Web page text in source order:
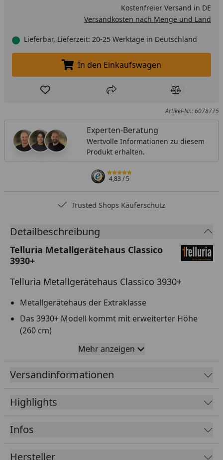
Kostenfreier Versand in DE
Versandkosten nach Menge und Land
Lieferbar, Lieferzeit: 20-25 Werktage in Deutschland
In den Einkaufswagen legen
In den Einkaufswagen
Produkt zur Wunschliste hinzufügen
Teilen Produkt
Artikel-Nr.: 6078775
Experten-Beratung
Wertvolle Informationen zu diesem
Produkt erhalten.
4,83/ 5
Trusted Shops Käuferschutz
Detailbeschreibung
Telluria Metallgerätehaus Classico
3930+
Telluria Metallgerätehaus Classico 3930+
Metallgerätehaus der Extraklasse
Das 3930+ Modell kommt mit erweiterter Höhe
(260 cm)
Inkl. 1 feststehendem Fenster (klar)
Vereint edles Design mit perfekter Funktionalität
Ausführungen: granitgrau, lichtgrau, weiß
Gesamtmaß: 408 x 318 cm
Innenmaß: 360 x 270 cm
Inkl. Dachisolierung
Mehr anzeigen
Versandinformationen
Highlights
Infos
Hersteller